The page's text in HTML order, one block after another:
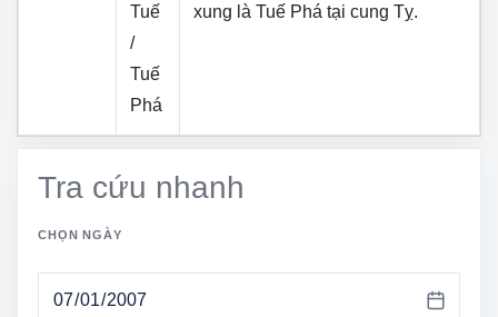
Tuế
/
Tuế
Phá
xung là Tuế Phá tại cung Tỵ.
Tra cứu nhanh
CHỌN NGÀY